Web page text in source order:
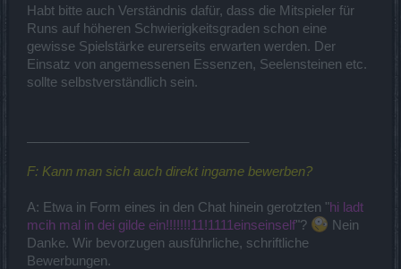
Habt bitte auch Verständnis dafür, dass die Mitspieler für
Runs auf höheren Schwierigkeitsgraden schon eine
gewisse Spielstärke eurerseits erwarten werden. Der
Einsatz von angemessenen Essenzen, Seelensteinen etc.
sollte selbstverständlich sein.
F: Kann man sich auch direkt ingame bewerben?
A: Etwa in Form eines in den Chat hinein gerotzten "hi ladt
mcih mal in dei gilde ein!!!!!!!11!1111einseinself"?
Nein
Danke. Wir bevorzugen ausführliche, schriftliche
Bewerbungen.